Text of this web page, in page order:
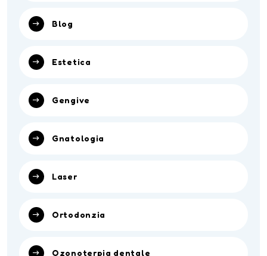
Blog
Estetica
Gengive
Gnatologia
Laser
Ortodonzia
Ozonoterpia dentale